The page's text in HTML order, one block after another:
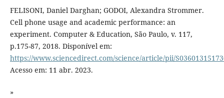
FELISONI, Daniel Darghan; GODOI, Alexandra Strommer.
Cell phone usage and academic performance: an
experiment. Computer & Education, São Paulo, v. 117,
p.175-87, 2018. Disponível em:
https://www.sciencedirect.com/science/article/pii/
Acesso em: 11 abr. 2023.
»